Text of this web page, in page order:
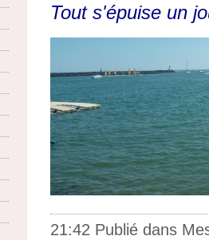
Tout s'épuise un
21:42 Publié dans